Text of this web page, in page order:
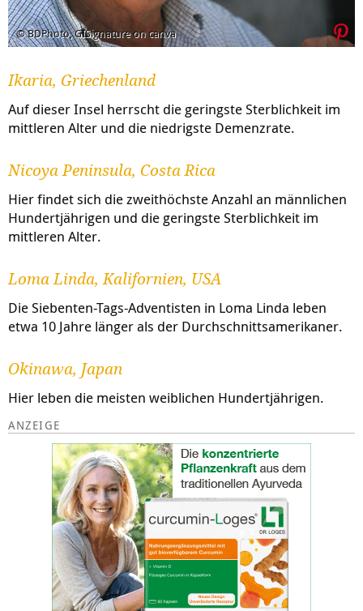
© BDPhoto, GISignature on canva
Ikaria, Griechenland
Auf dieser Insel herrscht die geringste Sterblichkeit im
mittleren Alter und die niedrigste Demenzrate.
Nicoya Peninsula, Costa Rica
Hier findet sich die zweithöchste Anzahl an männlichen
Hundertjährigen und die geringste Sterblichkeit im
mittleren Alter.
Loma Linda, Kalifornien, USA
Die Siebenten-Tags-Adventisten in Loma Linda leben
etwa 10 Jahre länger als der Durchschnittsamerikaner.
Okinawa, Japan
Hier leben die meisten weiblichen Hundertjährigen.